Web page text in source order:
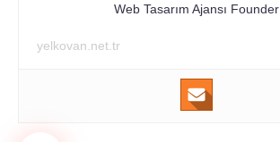
Web Tasarım Ajansı Founder
yelkovan.net.tr